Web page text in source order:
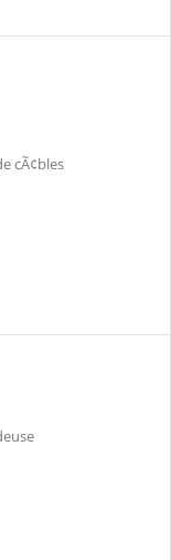
cÃ¢bles